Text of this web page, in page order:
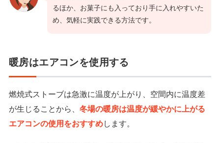
るほか、お菓子にも入っており手に入れやすいた
め、気軽に実践できる方法です。
暖房はエアコンを使用する
燃焼式ストーブは急激に温度が上がり、空間内に温度差
が生じることから、 冬場の暖房は温度が緩やかに上がる
エアコンの使用をおすすめします。